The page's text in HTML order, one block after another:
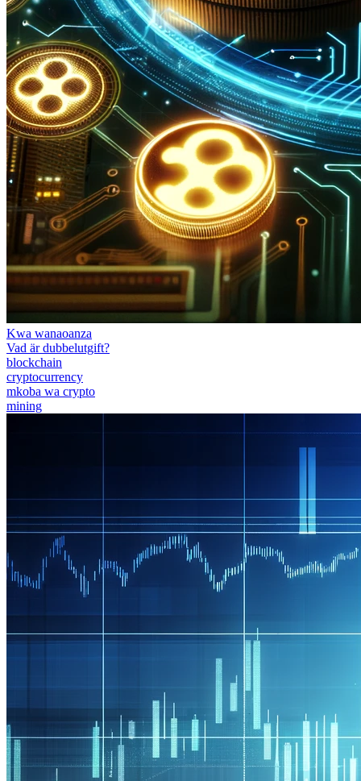
Kwa wanaoanza
Vad är dubbelutgift?
blockchain
cryptocurrency
mkoba wa crypto
mining